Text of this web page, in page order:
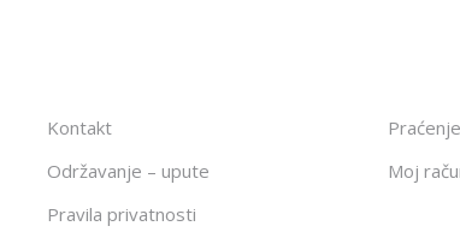
Kontakt
Održavanje – upute
Pravila privatnosti
Moj